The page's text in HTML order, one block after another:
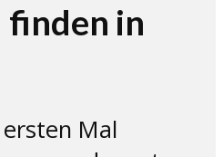
finden in
Mal